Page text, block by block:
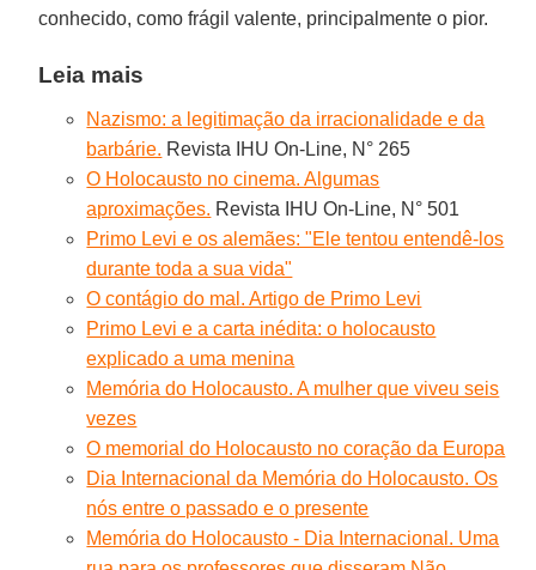
conhecido, como frágil valente, principalmente o pior.
Leia mais
Nazismo: a legitimação da irracionalidade e da
barbárie. Revista IHU On-Line, N° 265
O Holocausto no cinema. Algumas
aproximações. Revista IHU On-Line, N° 501
Primo Levi e os alemães: "Ele tentou entendê-los
durante toda a sua vida"
O contágio do mal. Artigo de Primo Levi
Primo Levi e a carta inédita: o holocausto
explicado a uma menina
Memória do Holocausto. A mulher que viveu seis
vezes
O memorial do Holocausto no coração da Europa
Dia Internacional da Memória do Holocausto. Os
nós entre o passado e o presente
Memória do Holocausto - Dia Internacional. Uma